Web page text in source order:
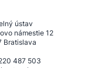
ústav
námestie 12
Bratislava
487 503